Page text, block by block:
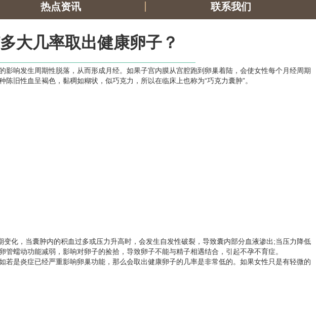
热点资讯 联系我们
大几率取出健康卵子？
响发生周期性脱落，从而形成月经。如果子宫内膜从宫腔跑到卵巢着陆，会使女性每个月经周期
旧性血呈褐色，黏稠如糊状，似巧克力，所以在临床上也称为“巧克力囊肿”。
化，当囊肿内的积血过多或压力升高时，会发生自发性破裂，导致囊内部分血液渗出;当压力降低
蠕动功能减弱，影响对卵子的捡拾，导致卵子不能与精子相遇结合，引起不孕不育症。
是炎症已经严重影响卵巢功能，那么会取出健康卵子的几率是非常低的。如果女性只是有轻微的